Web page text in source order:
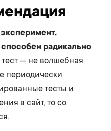
радикально
тест — не волшебная
периодически
тесты и
в сайт, то со